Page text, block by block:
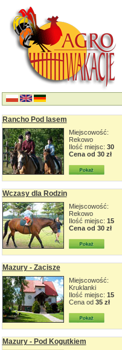
Rancho Pod lasem
Miejscowość:
Rekowo
Ilość miejsc: 30
Cena od 30 zł
Wczasy dla Rodzin
Miejscowość:
Rekowo
Ilość miejsc: 15
Cena od 30 zł
Mazury - Zacisze
Miejscowość:
Kruklanki
Ilość miejsc: 15
Cena od 35 zł
Mazury - Pod Kogutkiem